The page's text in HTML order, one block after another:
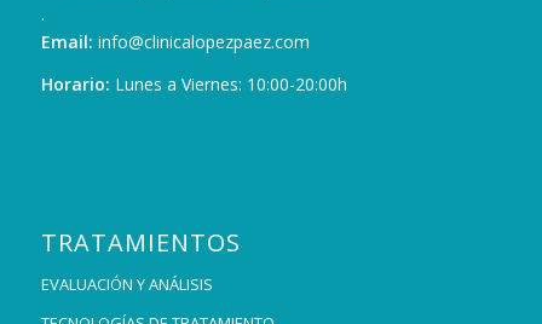
.
Email: info@clinicalopezpaez.com
Horario: Lunes a Viernes: 10:00-20:00h
TRATAMIENTOS
EVALUACIÓN Y ANÁLISIS